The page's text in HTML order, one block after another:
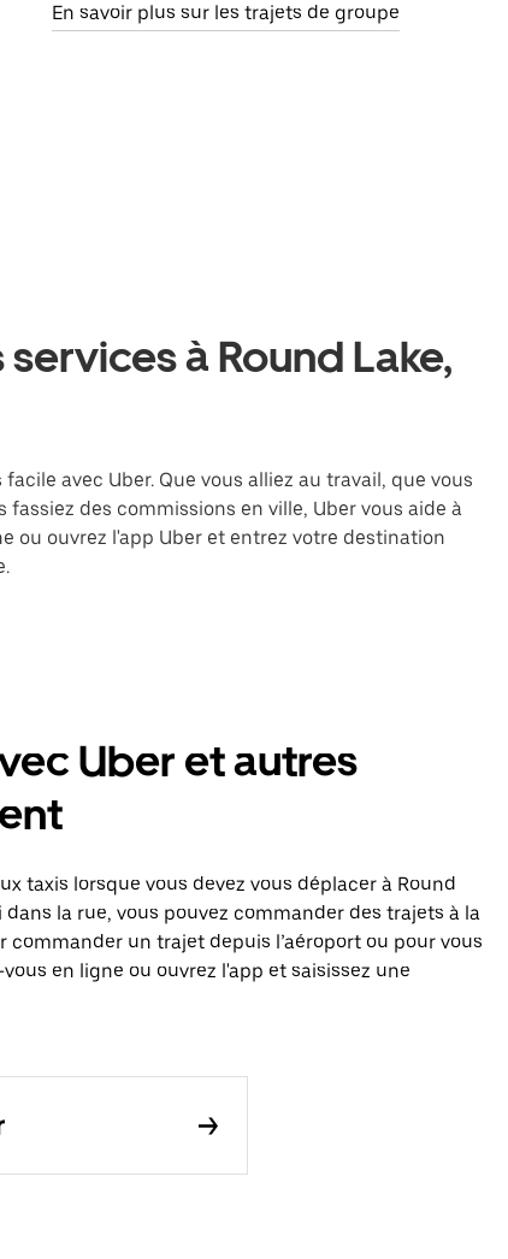
En savoir plus sur les trajets de groupe
à Round Lake,
avec Uber. Que vous alliez au travail, que vous
des commissions en ville, Uber vous aide à
ou ouvrez l'app Uber et entrez votre destination
Uber et autres
taxis lorsque vous devez vous déplacer à Round
la rue, vous pouvez commander des trajets à la
commander un trajet depuis l’aéroport ou pour vous
en ligne ou ouvrez l'app et saisissez une